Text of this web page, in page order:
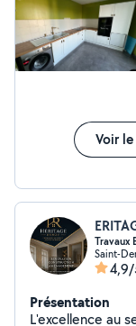
Voir
Travaux
Saint-
Présentation
L'excellence au